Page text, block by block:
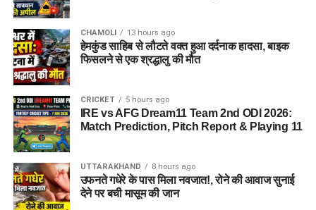
CHAMOLI 13 hours ago
हेमकुंड साहिब से लौटते वक्त हुआ दर्दनाक हादसा, बाइक
फिसलने से एक श्रद्धालु की मौत
CRICKET 5 hours ago
IRE vs AFG Dream11 Team 2nd ODI 2026:
Match Prediction, Pitch Report & Playing 11
UTTARAKHAND 8 hours ago
उफनते गधेरे के पास मिला नवजात!, रोने की आवाज सुनाई
देने पर बची मासूम की जान